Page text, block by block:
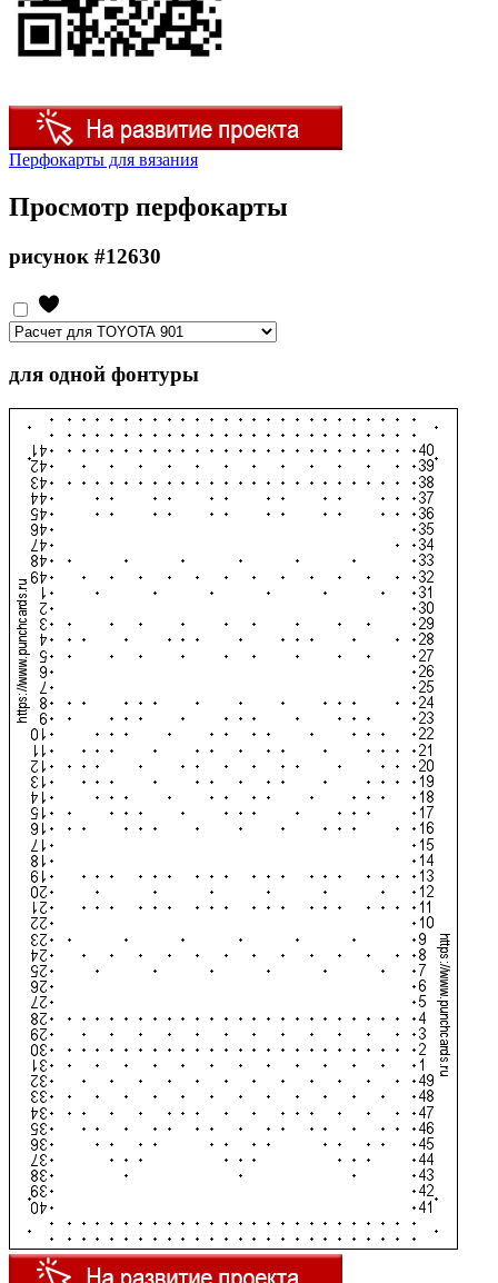
Перфокарты для вязания
Просмотр перфокарты
рисунок #12630
для одной фонтуры